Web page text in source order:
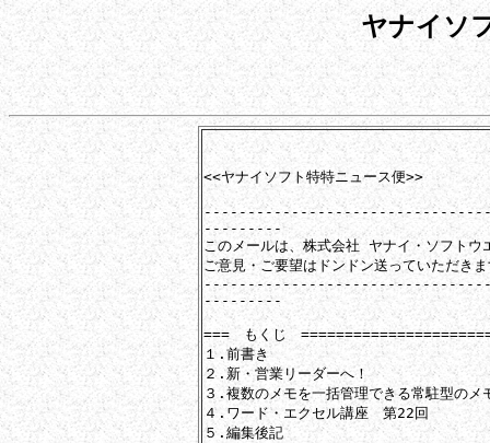
ヤナイソ
第0048号（
<<ヤナイソフト特特ニュース便>>
---------
このメールは、株式会社 ヤナイ・ソフトウ
ご意見・ご要望はドンドン送っていただき
---------
===　もくじ　
１.前書き
２.新・営業リーダーへ！
３.複数のメモを一括管理できる常駐型のメ
４.ワード・エクセル講座　第22回
５.編集後記